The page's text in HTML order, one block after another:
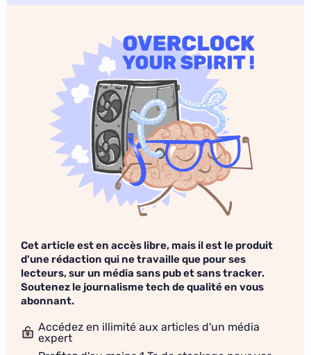
Cet article est en accès libre, mais il est le produit
d'une rédaction qui ne travaille que pour ses
lecteurs, sur un média sans pub et sans tracker.
Soutenez le journalisme tech de qualité en vous
abonnant.
Accédez en illimité aux articles d'un média
expert